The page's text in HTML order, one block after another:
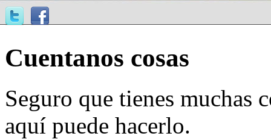
Cuentanos cosas
Seguro que tienes muchas
aquí puede hacerlo.